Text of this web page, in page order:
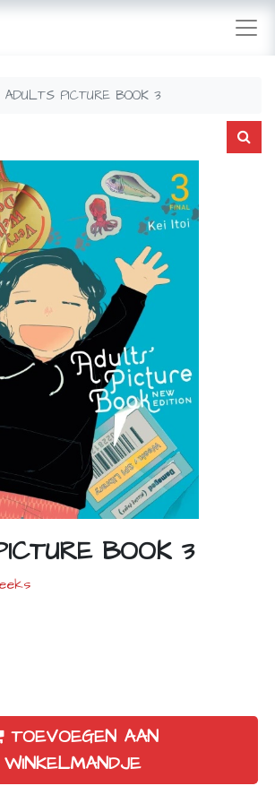
ADULTS PICTURE BOOK 3
BOOK 3
TOEVOEGEN AAN
WINKELMANDJE